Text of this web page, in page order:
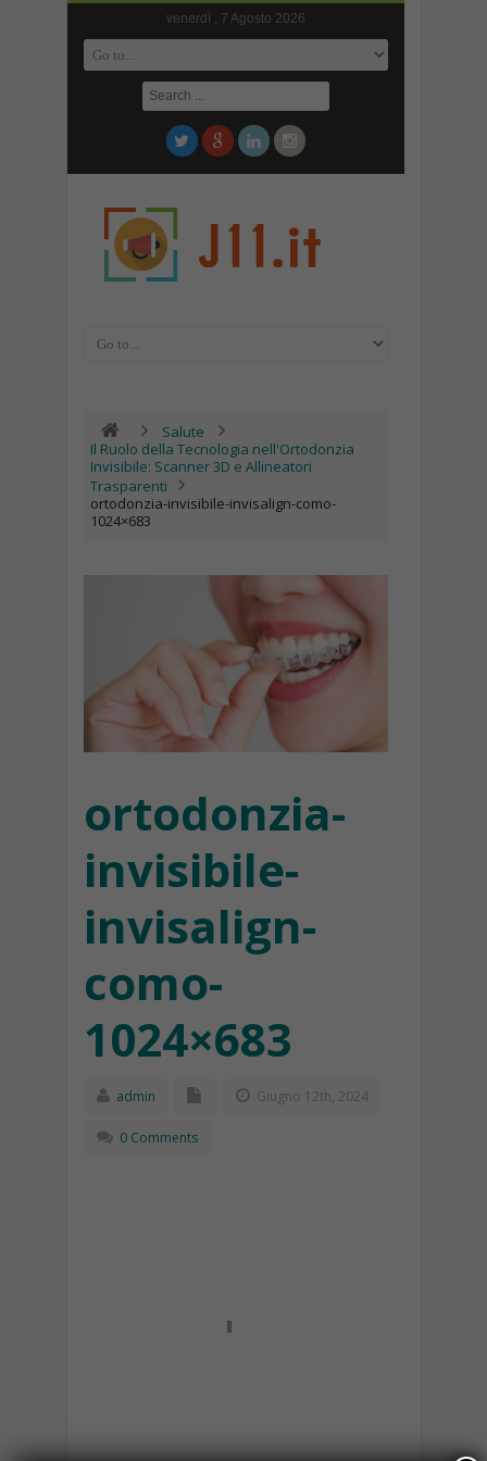
venerdì , 7 Agosto 2026
Salute
Il Ruolo della Tecnologia nell'Ortodonzia
Invisibile: Scanner 3D e Allineatori
Trasparenti
ortodonzia-invisibile-invisalign-como-
1024×683
ortodonzia-
invisibile-
invisalign-
como-
1024×683
admin Giugno 12th, 2024
0 Comments